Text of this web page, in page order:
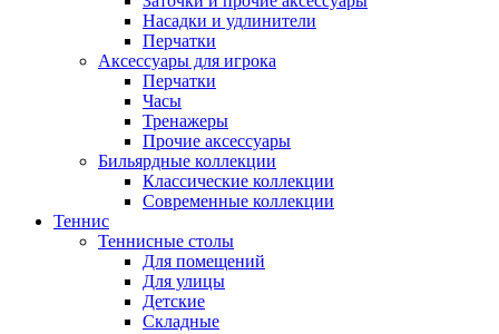
Насадки и удлинители
Перчатки
Аксессуары для игрока
Перчатки
Часы
Тренажеры
Прочие аксессуары
Бильярдные коллекции
Классические коллекции
Современные коллекции
Теннис
Теннисные столы
Для помещений
Для улицы
Детские
Складные